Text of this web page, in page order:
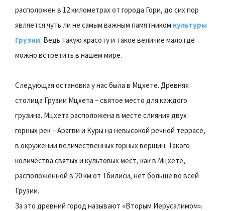
расположен в 12 километрах от города Гори, до сих пор
является чуть ли не самым важным памятником культуры
Грузии. Ведь такую красоту и такое величие мало где
можно встретить в нашем мире.
Следующая остановка у нас была в Мцхете. Древняя
столица Грузии Мцхета – святое место для каждого
грузина. Мцхета расположена в месте слияния двух
горных рек – Арагви и Куры на невысокой речной террасе,
в окружении величественных горных вершин. Такого
количества святых и культовых мест, как в Мцхете,
расположенной в 20 км от Тбилиси, нет больше во всей
Грузии.
За это древний город называют «Вторым Иерусалимом».